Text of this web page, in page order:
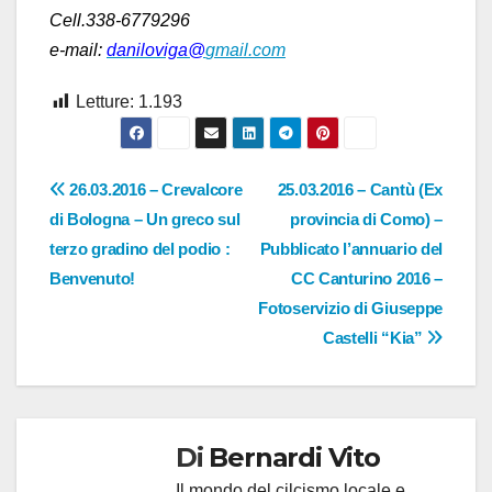
Cell.338-6779296
e-mail: daniloviga@gmail.com
Letture: 1.193
Navigazione
articoli
25.03.2016 – Cantù (Ex
provincia di Como) –
Pubblicato l’annuario del
CC Canturino 2016 –
Fotoservizio di Giuseppe
Castelli “Kia”
26.03.2016 – Crevalcore
di Bologna – Un greco sul
terzo gradino del podio :
Benvenuto!
Di Bernardi Vito